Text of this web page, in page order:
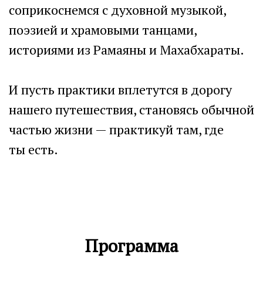
соприкоснемся с духовной музыкой,
поэзией и храмовыми танцами,
историями из Рамаяны и Махабхараты.
И пусть практики вплетутся в дорогу
нашего путешествия, становясь обычной
частью жизни — практикуй там, где
ты есть.
Программа